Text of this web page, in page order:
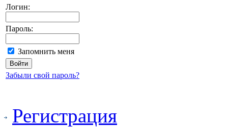
Логин:
Пароль:
Запомнить меня
Забыли свой пароль?
Регистрация